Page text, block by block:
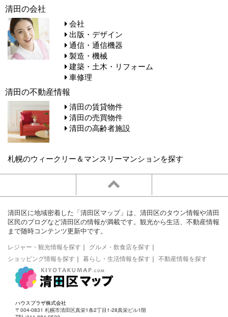
清田の会社
会社
出版・デザイン
通信・通信機器
製造・機械
建築・土木・リフォーム
車修理
清田の不動産情報
清田の賃貸物件
清田の売買物件
清田の高齢者施設
札幌のウィークリー＆マンスリーマンションを探す
清田区に地域密着した「清田区マップ」は、清田区のタウン情報や清田
区民のブログなど清田区の情報が満載です。観光から生活、不動産情報
まで随時コンテンツ更新中です。
レジャー・観光情報を探す ｜ グルメ・飲食店を探す ｜
ショッピング情報を探す ｜ 暮らし・生活情報を探す ｜ 不動産情報を探す
ハウスプラザ株式会社
〒004-0831 札幌市清田区真栄1条2丁目1-28真栄ビル1階